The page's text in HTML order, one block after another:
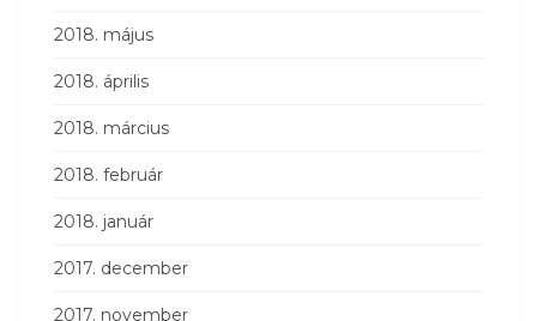
2018. május
2018. április
2018. március
2018. február
2018. január
2017. december
2017. november